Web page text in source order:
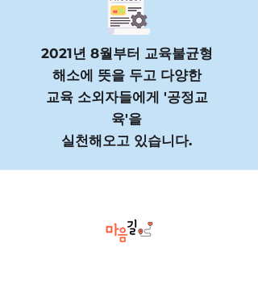
2021년 8월부터 교육불균형
해소에 뜻을 두고 다양한
교육 소외자들에게 '공정교
육'을
실천해오고 있습니다.